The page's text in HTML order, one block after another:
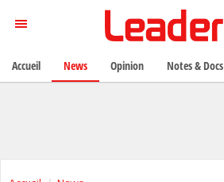
Accueil News Opinion Notes & Docs